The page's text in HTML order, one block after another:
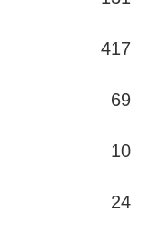
417
69
10
24